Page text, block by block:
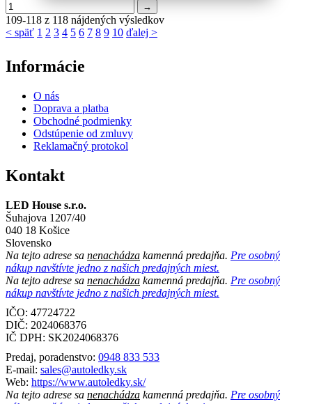
→
109-118 z 118 nájdených výsledkov
< späť 1 2 3 4 5 6 7 8 9 10 ďalej >
Informácie
O nás
Doprava a platba
Obchodné podmienky
Odstúpenie od zmluvy
Reklamačný protokol
Kontakt
LED House s.r.o.
Šuhajova 1207/40
040 18 Košice
Slovensko
Na tejto adrese sa nenachádza kamenná predajňa. Pre osobný
nákup navštívte jedno z našich predajných miest.
Na tejto adrese sa nenachádza kamenná predajňa. Pre osobný
nákup navštívte jedno z našich predajných miest.
IČO: 47724722
DIČ: 2024068376
IČ DPH: SK2024068376
Predaj, poradenstvo: 0948 833 533
E-mail: sales@autoledky.sk
Web: https://www.autoledky.sk/
Na tejto adrese sa nenachádza kamenná predajňa. Pre osobný